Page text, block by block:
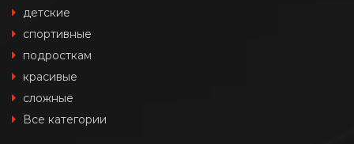
детские
спортивные
подросткам
красивые
сложные
Все категории